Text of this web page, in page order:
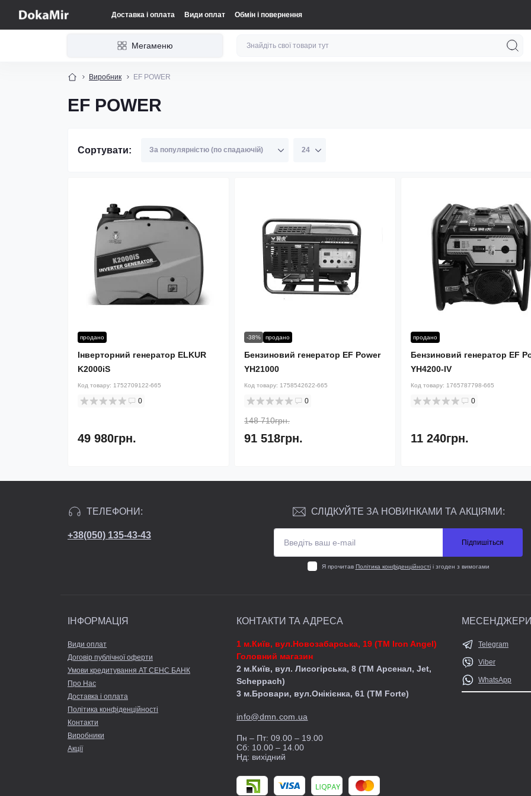
Доставка і оплата Види оплат Обмін і повернення
Мегаменю
Виробник EF POWER
EF POWER
Сортувати:
продано
Інверторний генератор ELKUR
K2000iS
Код товару: 1752709122-665
0
49 980грн.
-38% продано
Бензиновий генератор EF Power
YH21000
Код товару: 1758542622-665
0
148 710грн.
91 518грн.
продано
Бензиновий генератор EF
YH4200-IV
Код товару: 1765787798-665
0
11 240грн.
ТЕЛЕФОНИ:
+38(050) 135-43-43
СЛІДКУЙТЕ ЗА НОВИНКАМИ ТА АКЦІЯМИ:
Підпишіться
Я прочитав Політика конфіденційностіі згоден з вимогами
ІНФОРМАЦІЯ
Види оплат
Договір публічної оферти
Умови кредитування АТ СЕНС БАНК
Про Нас
Доставка і оплата
Політика конфіденційності
Контакти
Виробники
Акції
КОНТАКТИ ТА АДРЕСА
1 м.Київ, вул.Новозабарська, 19 (ТМ Iron Angel)
Головний магазин
2 м.Київ, вул. Лисогірська, 8 (ТМ Арсенал, Jet,
Scheppach)
3 м.Бровари, вул.Онікієнка, 61 (ТМ Forte)
info@dmn.com.ua
Пн – Пт: 09.00 – 19.00
Сб: 10.00 – 14.00
Нд: вихідний
МЕСЕНДЖЕРИ
Telegram
Viber
WhatsApp